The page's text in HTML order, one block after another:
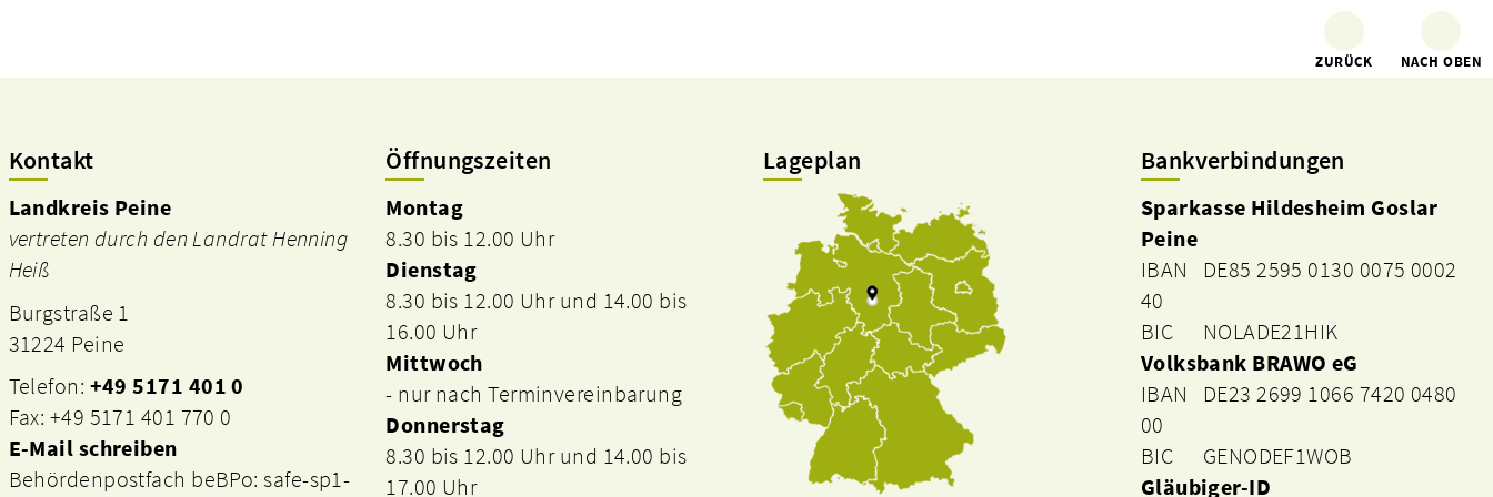
ZURÜCK NACH OBEN
Kontakt
Landkreis Peine
vertreten durch den Landrat Henning
Heiß
Burgstraße 1
31224 Peine
Telefon: +49 5171 401 0
Fax: +49 5171 401 770 0
E-Mail schreiben
Behördenpostfach beBPo: safe-sp1-
Öffnungszeiten
Montag
8.30 bis 12.00 Uhr
Dienstag
8.30 bis 12.00 Uhr und 14.00 bis
16.00 Uhr
Mittwoch
- nur nach Terminvereinbarung
Donnerstag
8.30 bis 12.00 Uhr und 14.00 bis
17.00 Uhr
Lageplan Bankverbindungen
Sparkasse Hildesheim Goslar
Peine
IBAN DE85 2595 0130 0075 0002
40
BIC NOLADE21HIK
Volksbank BRAWO eG
IBAN DE23 2699 1066 7420 0480
00
BIC GENODEF1WOB
Gläubiger-ID